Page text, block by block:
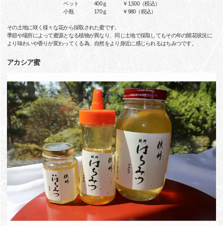
ペット 400ｇ ￥1,500（税込）
小瓶 170ｇ ￥980（税込）
その土地に咲く様々な花から採取された蜜です。
季節や場所によって蜜源となる植物が異なり、同じ土地で採取してもその年の開花状況に
より味わいや香りが変わってくる為、自然をより身近に感じられるはちみつです。
アカシア蜜